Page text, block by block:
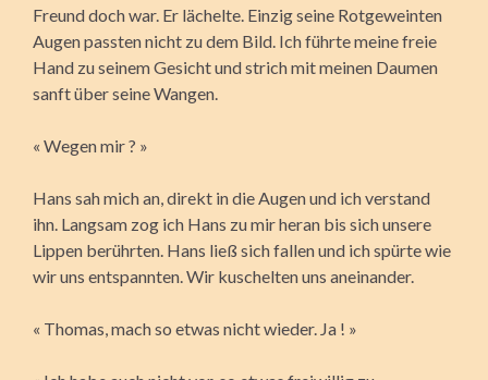
Freund doch war. Er lächelte. Einzig seine Rotgeweinten
Augen passten nicht zu dem Bild. Ich führte meine freie
Hand zu seinem Gesicht und strich mit meinen Daumen
sanft über seine Wangen.
« Wegen mir ? »
Hans sah mich an, direkt in die Augen und ich verstand
ihn. Langsam zog ich Hans zu mir heran bis sich unsere
Lippen berührten. Hans ließ sich fallen und ich spürte wie
wir uns entspannten. Wir kuschelten uns aneinander.
« Thomas, mach so etwas nicht wieder. Ja ! »